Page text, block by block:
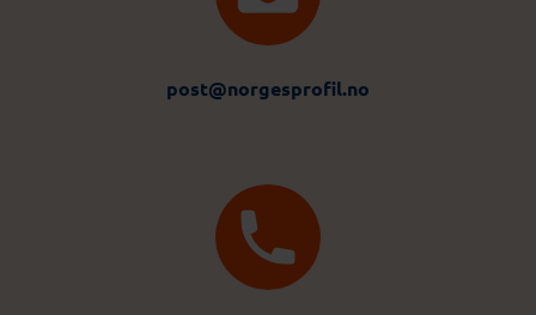
post@norgesprofil.no